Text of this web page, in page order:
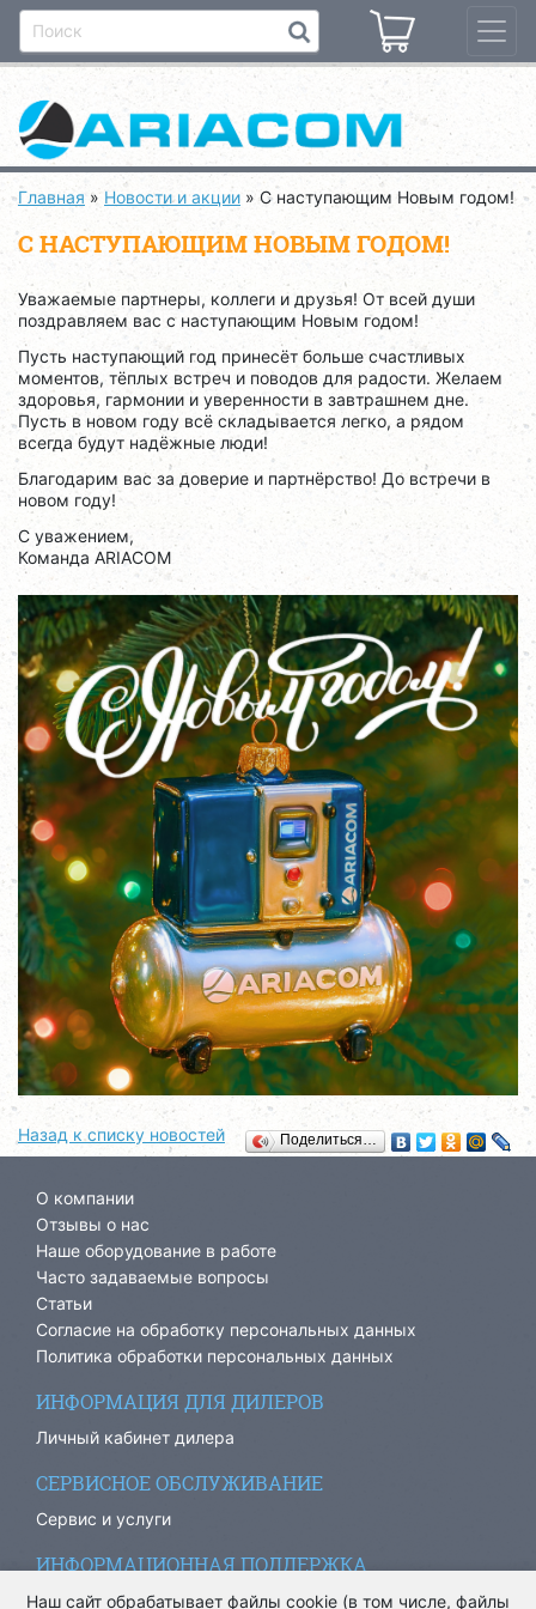
Главная » Новости и акции »С наступающим Новым годом!
С НАСТУПАЮЩИМ НОВЫМ ГОДОМ!
Уважаемые партнеры, коллеги и друзья! От всей души
поздравляем вас с наступающим Новым годом!
Пусть наступающий год принесёт больше счастливых
моментов, тёплых встреч и поводов для радости. Желаем
здоровья, гармонии и уверенности в завтрашнем дне.
Пусть в новом году всё складывается легко, а рядом
всегда будут надёжные люди!
Благодарим вас за доверие и партнёрство! До встречи в
новом году!
С уважением,
Команда ARIACOM
Поделиться…
Назад к списку новостей
О компании
Отзывы о нас
Наше оборудование в работе
Часто задаваемые вопросы
Статьи
Согласие на обработку персональных данных
Политика обработки персональных данных
ИНФОРМАЦИЯ ДЛЯ ДИЛЕРОВ
Личный кабинет дилера
СЕРВИСНОЕ ОБСЛУЖИВАНИЕ
Сервис и услуги
ИНФОРМАЦИОННАЯ ПОДДЕРЖКА
info@ariacom.ru
Наш сайт обрабатывает файлы cookie (в том числе, файлы